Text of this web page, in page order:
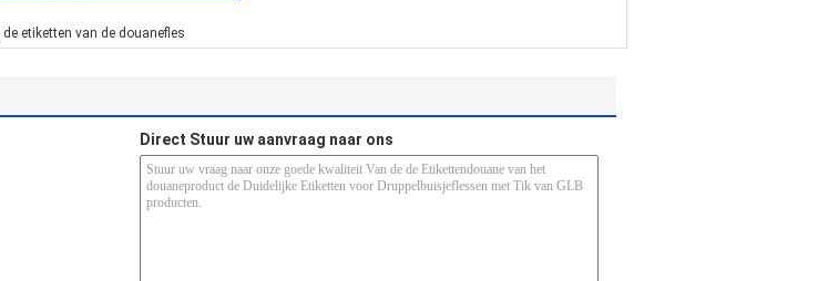
de etiketten van de douanefles
Direct Stuur uw aanvraag naar ons